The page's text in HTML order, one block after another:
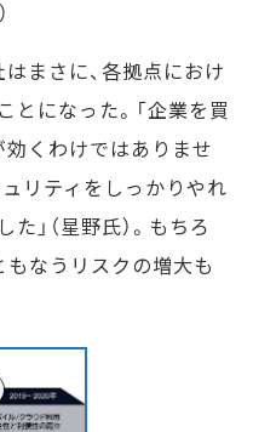
まさに、各拠点におけ
になった。「企業を買
効くわけではありませ
リティをしっかりやれ
」（星野氏）。もちろ
もなうリスクの増大も